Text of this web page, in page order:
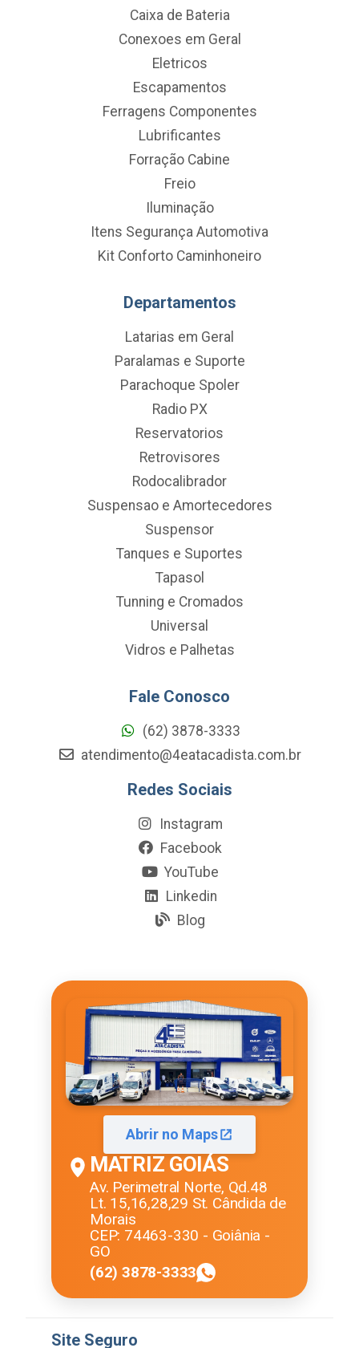
Caixa de Bateria
Conexoes em Geral
Eletricos
Escapamentos
Ferragens Componentes
Lubrificantes
Forração Cabine
Freio
Iluminação
Itens Segurança Automotiva
Kit Conforto Caminhoneiro
Departamentos
Latarias em Geral
Paralamas e Suporte
Parachoque Spoler
Radio PX
Reservatorios
Retrovisores
Rodocalibrador
Suspensao e Amortecedores
Suspensor
Tanques e Suportes
Tapasol
Tunning e Cromados
Universal
Vidros e Palhetas
Fale Conosco
(62) 3878-3333
atendimento@4eatacadista.com.br
Redes Sociais
Instagram
Facebook
YouTube
Linkedin
Blog
Abrir no Maps
MATRIZ GOIÁS
Av. Perimetral Norte, Qd.48
Lt. 15,16,28,29 St. Cândida de
Morais
CEP: 74463-330 - Goiânia -
GO
(62) 3878-3333
Site Seguro